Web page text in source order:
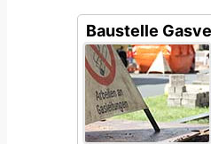
Baustelle